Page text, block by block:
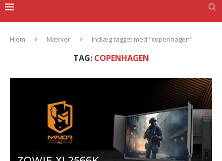
Hjem Mærker Indlæg tagget med "copenhagen"
TAG: COPENHAGEN